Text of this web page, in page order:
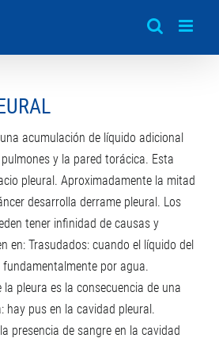
acumulación de líquido adicional
y la pared torácica. Esta
pleural. Aproximadamente la mitad
desarrolla derrame pleural. Los
tener infinidad de causas y
en: Trasudados: cuando el líquido del
por agua.
la pleura es la consecuencia de una
hay pus en la cavidad pleural.
presencia de sangre en la cavidad